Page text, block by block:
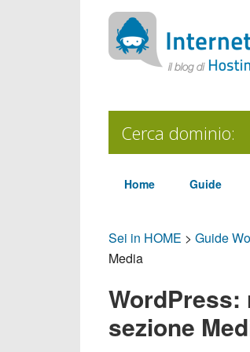
Cerca dominio:
Home Guide
Sei in HOME > Guide
Media
WordPress:
sezione